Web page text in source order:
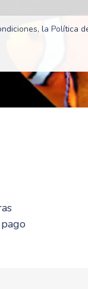
la Política